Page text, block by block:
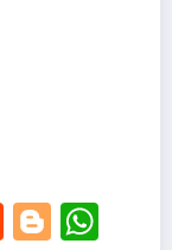
Reddit